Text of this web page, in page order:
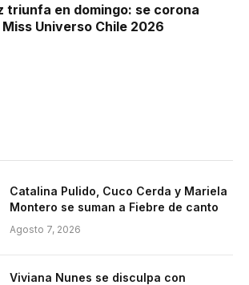
triunfa en domingo: se corona
Universo Chile 2026
Catalina Pulido, Cuco Cerda y Mariela
Montero se suman a Fiebre de canto
Agosto 7, 2026
Viviana Nunes se disculpa con